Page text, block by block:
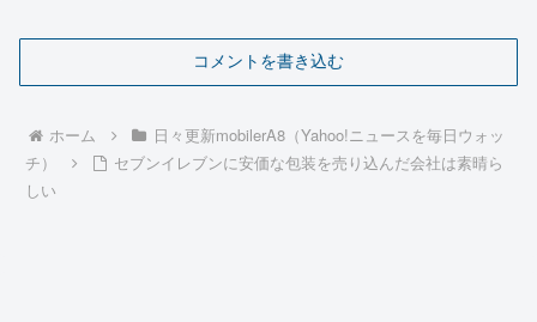
コメントを書き込む
ホーム
日々更新mobilerA8（Yahoo!ニュースを毎日ウォッ
チ）
セブンイレブンに安価な包装を売り込んだ会社は素晴ら
しい